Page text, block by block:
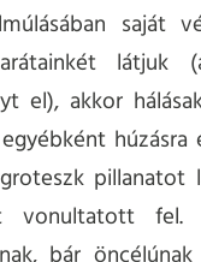
saját
el), akkor
vonultatott fel.